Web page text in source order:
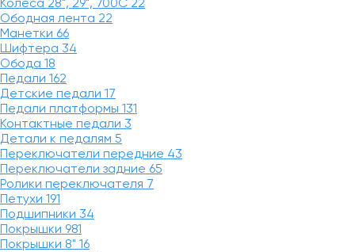
Колеса 28", 29", 700С 22
Ободная лента 22
Манетки 66
Шифтера 34
Обода 18
Педали 162
Детские педали 17
Педали платформы 131
Контактные педали 3
Детали к педалям 5
Переключатели передние 43
Переключатели задние 65
Ролики переключателя 7
Петухи 191
Подшипники 34
Покрышки 981
Покрышки 8" 16